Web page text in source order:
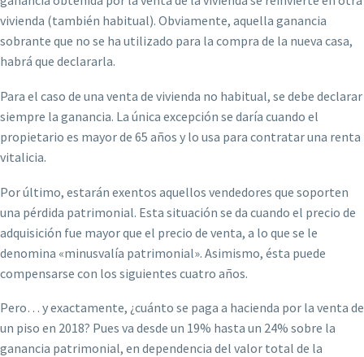
vivienda (también habitual). Obviamente, aquella ganancia
sobrante que no se ha utilizado para la compra de la nueva casa,
habrá que declararla.
Para el caso de una venta de vivienda no habitual, se debe declarar
siempre la ganancia. La única excepción se daría cuando el
propietario es mayor de 65 años y lo usa para contratar una renta
vitalicia.
Por último, estarán exentos aquellos vendedores que soporten
una pérdida patrimonial. Esta situación se da cuando el precio de
adquisición fue mayor que el precio de venta, a lo que se le
denomina «minusvalía patrimonial». Asimismo, ésta puede
compensarse con los siguientes cuatro años.
Pero… y exactamente, ¿cuánto se paga a hacienda por la venta de
un piso en 2018? Pues va desde un 19% hasta un 24% sobre la
ganancia patrimonial, en dependencia del valor total de la